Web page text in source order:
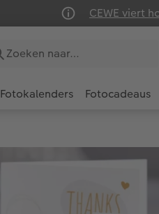
CEWE viert
Fotokalenders Fotocadeaus